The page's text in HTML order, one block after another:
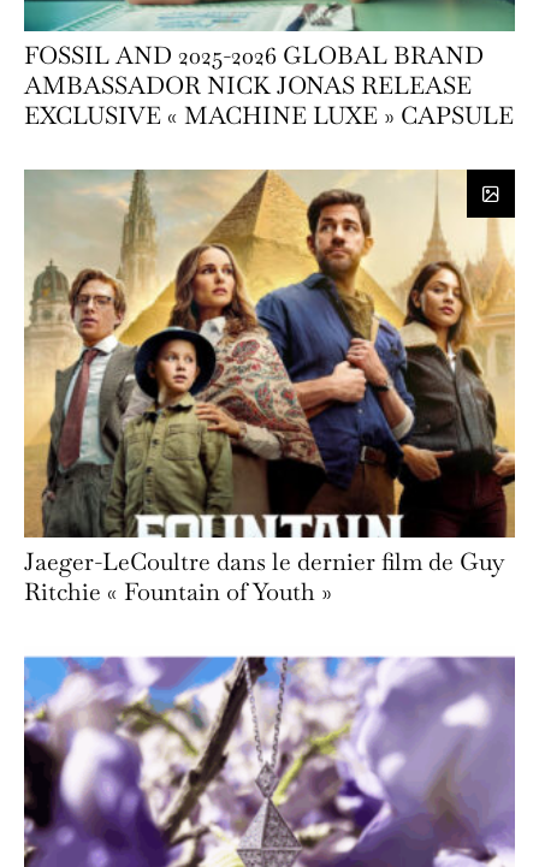
FOSSIL AND 2025-2026 GLOBAL BRAND
AMBASSADOR NICK JONAS RELEASE
EXCLUSIVE « MACHINE LUXE » CAPSULE
Jaeger-LeCoultre dans le dernier film de Guy
Ritchie « Fountain of Youth »